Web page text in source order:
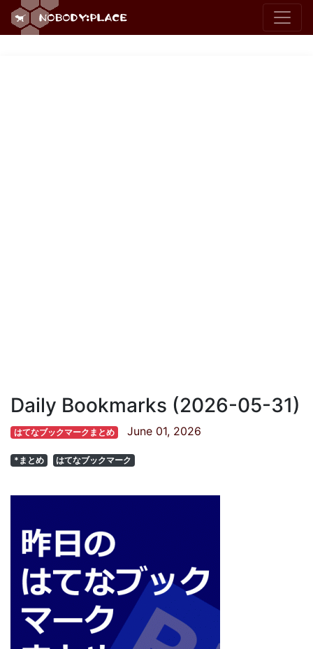
Daily Bookmarks (2026-05-31)
はてなブックマークまとめ June 01, 2026
*まとめ はてなブックマーク